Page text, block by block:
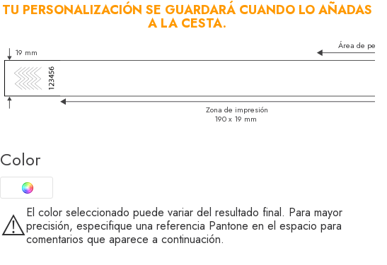
TU PERSONALIZACIÓN SE GUARDARÁ CUANDO LO AÑADAS
A LA CESTA.
Zona de impresión
190 x 19 mm
19 mm
Área de pegado
Color
⚠️El color seleccionado puede variar del resultado final. Para mayor
precisión, especifique una referencia Pantone en el espacio para
comentarios que aparece a continuación.